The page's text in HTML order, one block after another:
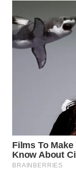
WN
TEBING
TINGGI
KARAWANG
WN
BEKASI